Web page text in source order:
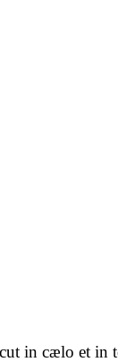
in cælo et in